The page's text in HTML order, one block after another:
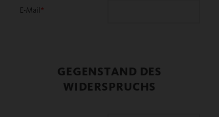
E-Mail *
GEGENSTAND DES
WIDERSPRUCHS